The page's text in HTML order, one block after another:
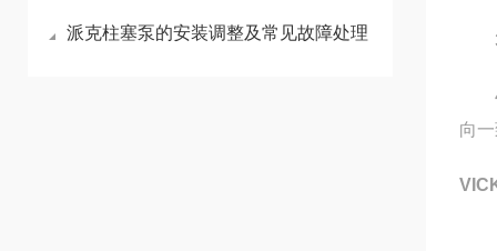
派克柱塞泵的安装调整及常见故障处理 3
4
向